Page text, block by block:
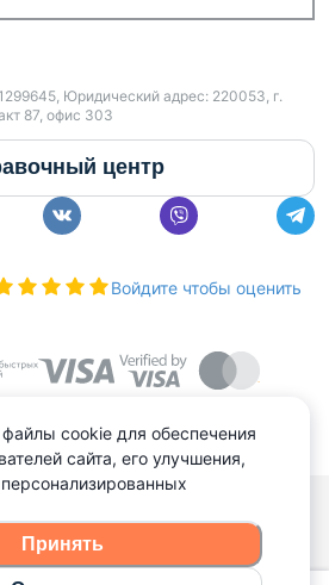
Юридический адрес: 220053, г.
87, офис 303
центр
Войдите чтобы оценить
куки
материалов допускается
ссылки.
файлы cookie для обеспечения
сайта, его улучшения,
Принять